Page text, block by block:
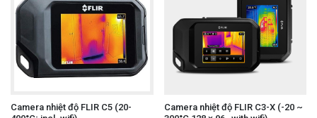
chứng từ CO/CQ, bảo hành theo tiêu chuẩn của nhà
sản xuất, hỗ trợ tư vấn kỹ thuật và giải pháp đo
kiểm phù hợp cho từng lĩnh vực.
giá ưu đãi, tư vấn lựa chọn camera nhiệt
Camera nhiệt độ FLIR C5 (20-
Camera nhiệt độ FLIR C3-X (-20 ~